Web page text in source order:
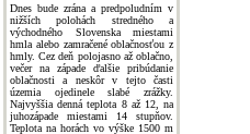
Dnes bude zrána a predpoludním v
nižších polohách stredného a
východného Slovenska miestami
hmla alebo zamračené oblačnosťou z
hmly. Cez deň polojasno až oblačno,
večer na západe ďalšie pribúdanie
oblačnosti a neskôr v tejto časti
územia ojedinele slabé zrážky.
Najvyššia denná teplota 8 až 12, na
juhozápade miestami 14 stupňov.
Teplota na horách vo výške 1500 m